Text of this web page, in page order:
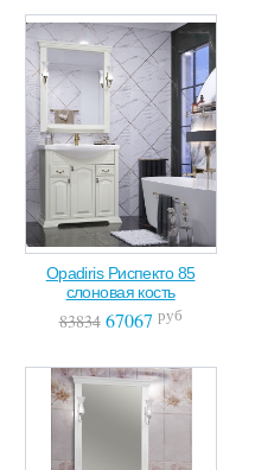
Opadiris Риспекто 85
слоновая кость
8383467067 руб